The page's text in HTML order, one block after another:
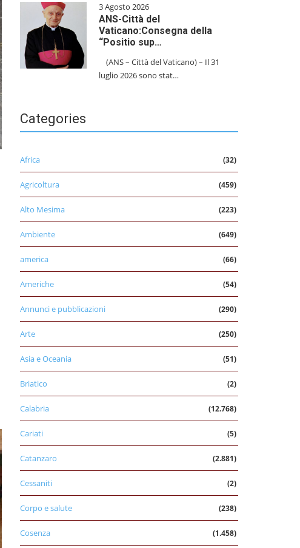
3 Agosto 2026
ANS-Città del
Vaticano:Consegna della
“Positio sup…
(ANS – Città del Vaticano) – Il 31
luglio 2026 sono stat…
Categories
Africa (32)
Agricoltura (459)
Alto Mesima (223)
Ambiente (649)
america (66)
Americhe (54)
Annunci e pubblicazioni (290)
Arte (250)
Asia e Oceania (51)
Briatico (2)
Calabria (12.768)
Cariati (5)
Catanzaro (2.881)
Cessaniti (2)
Corpo e salute (238)
Cosenza (1.458)